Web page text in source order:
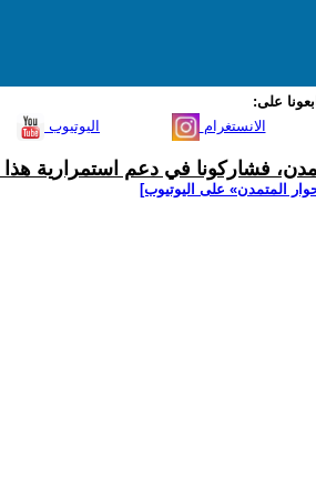
على:
اليوتيوب الانستغرام
فشاركونا في دعم استمرارية هذا
المتمدن» على اليوتيوب]